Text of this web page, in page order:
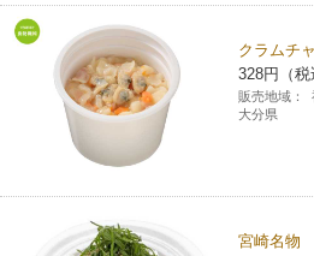
行政サービス
学び・教育
オンラインフォトサービス
コインランドリー（店舗限定）
宅配ロッカー（店舗限定）
自転車シェアリング（店舗限定）
データで見るセブン‐イレブン
セブン‐イレブンの「商品力」
セブン-イレブンの横顔
セブン-イレブンの歴史
報告書ライブラリー
한국어(서비스)
ภาษาไทย(บริการ)
クラム
328円（税
販売地域：
大分県
宮崎名物